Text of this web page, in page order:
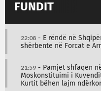
FUNDIT
22:08 - E rëndë në
shërbente në Forcat e
21:59 - Pamjet shfaqen
Moskonstituimi i
Kurtit bëhen lajm